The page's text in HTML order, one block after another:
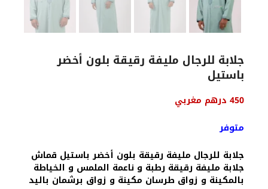
جلابة للرجال مليفة رقيقة بلون أخضر
باستيل
450 درهم مغربي
متوفر
جلابة للرجال مليفة رقيقة بلون أخضر باستيل قماش
جلابة مليفة رقيقة رطبة و ناعمة الملمس و الخياطة
بالمكينة و زواق طرسان مكينة و زواق برشمان باليد